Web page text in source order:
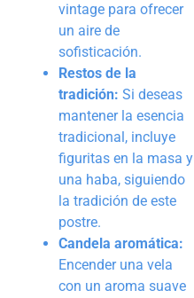
vintage para ofrecer
un aire de
sofisticación.
Restos de la
tradición: Si deseas
mantener la esencia
tradicional, incluye
figuritas en la masa y
una haba, siguiendo
la tradición de este
postre.
Candela aromática:
Encender una vela
con un aroma suave